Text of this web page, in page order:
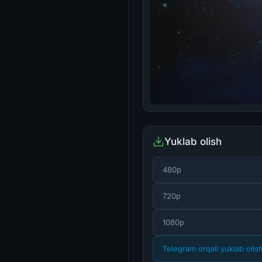
Yuklab olish
480p
720p
1080p
Telegram orqali yuklab